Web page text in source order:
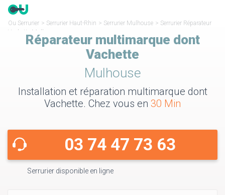
Ou Serrurier > Serrurier Haut-Rhin > Serrurier Mulhouse > Serrurier Réparateur
Vachette Mulhouse
Réparateur multimarque dont
Vachette
Mulhouse
Installation et réparation multimarque dont
Vachette. Chez vous en 30 Min
03 74 47 73 63
Serrurier disponible en ligne